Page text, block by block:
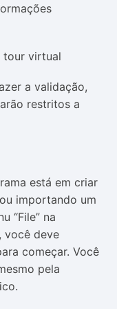
a validação,
restritos a
está em criar
importando um
“File” na
você deve
começar. Você
pela